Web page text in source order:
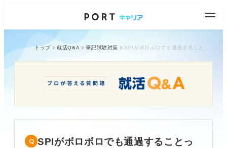
トップ 就活Q&A 筆記試験対策
SPIがボロボロでも通過することっ